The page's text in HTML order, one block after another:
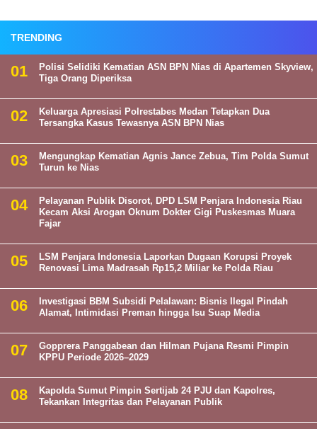
TRENDING
Polisi Selidiki Kematian ASN BPN Nias di Apartemen Skyview,
Tiga Orang Diperiksa
Keluarga Apresiasi Polrestabes Medan Tetapkan Dua
Tersangka Kasus Tewasnya ASN BPN Nias
Mengungkap Kematian Agnis Jance Zebua, Tim Polda Sumut
Turun ke Nias
Pelayanan Publik Disorot, DPD LSM Penjara Indonesia Riau
Kecam Aksi Arogan Oknum Dokter Gigi Puskesmas Muara
Fajar
LSM Penjara Indonesia Laporkan Dugaan Korupsi Proyek
Renovasi Lima Madrasah Rp15,2 Miliar ke Polda Riau
Investigasi BBM Subsidi Pelalawan: Bisnis Ilegal Pindah
Alamat, Intimidasi Preman hingga Isu Suap Media
Gopprera Panggabean dan Hilman Pujana Resmi Pimpin
KPPU Periode 2026–2029
Kapolda Sumut Pimpin Sertijab 24 PJU dan Kapolres,
Tekankan Integritas dan Pelayanan Publik